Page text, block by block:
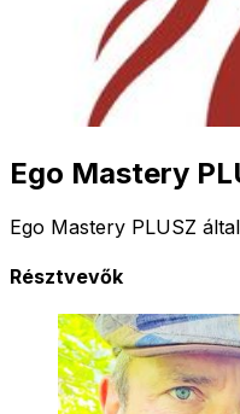
Ego Mastery
Ego Mastery PLUSZ
Résztvevők